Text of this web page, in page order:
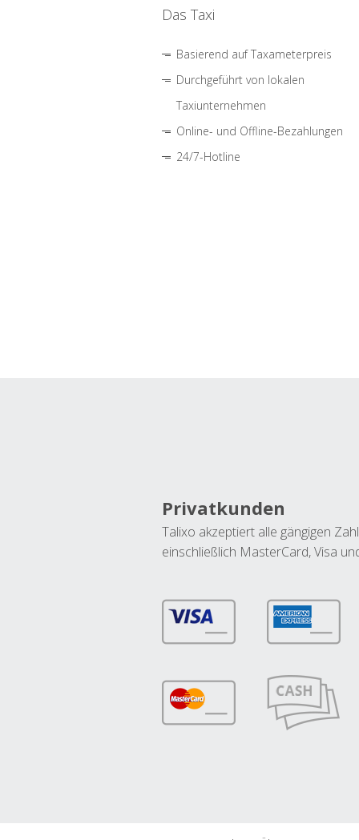
Das Taxi
Basierend auf Taxameterpreis
Durchgeführt von lokalen
Taxiunternehmen
Online- und Offline-Bezahlungen
24/7-Hotline
Privatkunden
Talixo akzeptiert alle gängigen
einschließlich MasterCard, Visa